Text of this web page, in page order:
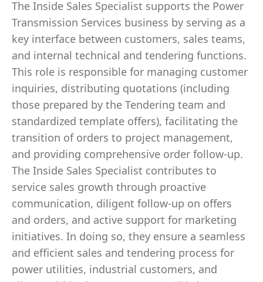
The Inside Sales Specialist supports the Power
Transmission Services business by serving as a
key interface between customers, sales teams,
and internal technical and tendering functions.
This role is responsible for managing customer
inquiries, distributing quotations (including
those prepared by the Tendering team and
standardized template offers), facilitating the
transition of orders to project management,
and providing comprehensive order follow-up.
The Inside Sales Specialist contributes to
service sales growth through proactive
communication, diligent follow-up on offers
and orders, and active support for marketing
initiatives. In doing so, they ensure a seamless
and efficient sales and tendering process for
power utilities, industrial customers, and